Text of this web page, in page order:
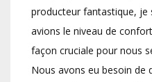
producteur fantastique, je
avions le niveau de
façon cruciale pour nous
Nous avons eu besoin de